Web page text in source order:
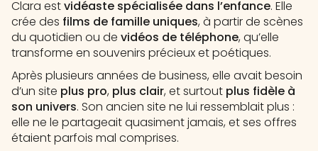
Clara estvidéaste spécialisée dans l’enfance. Elle
crée des films de famille uniques, à partir de scènes
du quotidien ou de vidéos de téléphone, qu’elle
transforme en souvenirs précieux et poétiques.
Après plusieurs années de business, elle avait besoin
d’un site plus pro, plus clair, et surtout plus fidèle à
son univers. Son ancien site ne lui ressemblait plus :
elle ne le partageait quasiment jamais, et ses offres
étaient parfois mal comprises.